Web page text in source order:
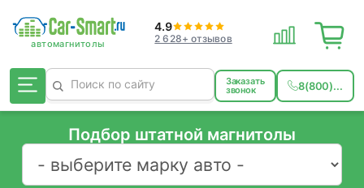
4.9
2 628+ отзывов
Заказать
звонок 8(800)...
Подбор штатной магнитолы